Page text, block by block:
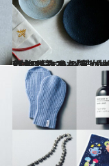
2023.12.9
うつわショップバイヤーがセレクト 「結婚祝い」におすすめのうつわ5選 何枚あっても嬉しい5寸・7寸皿篇
ライフスタイル